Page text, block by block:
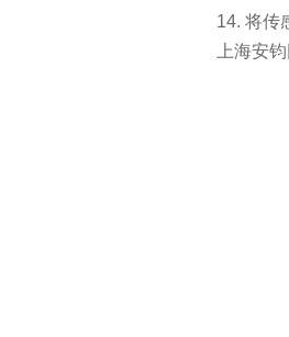
14. 将传
上海安